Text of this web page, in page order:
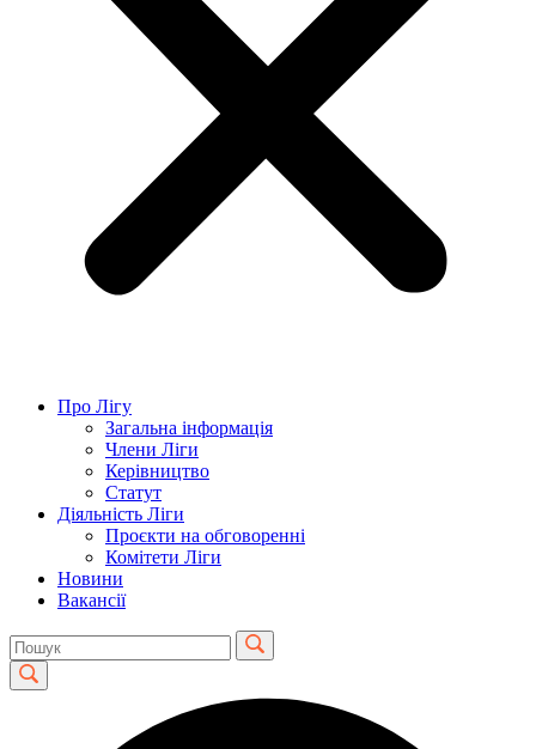
Про Лігу
Загальна інформація
Члени Ліги
Керівництво
Статут
Діяльність Ліги
Проєкти на обговоренні
Комітети Ліги
Новини
Вакансії